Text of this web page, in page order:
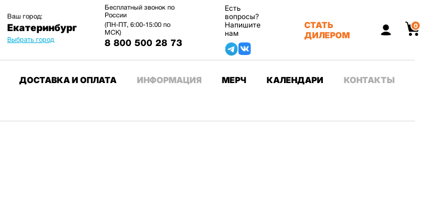
Ваш город:
Екатеринбург
Выбрать город
Бесплатный звонок по
России
(ПН-ПТ, 6:00-15:00 по
МСК)
8 800 500 28 73
Есть
вопросы?
Напишите
нам
СТАТЬ
ДИЛЕРОМ
0
ДОСТАВКА И ОПЛАТА ИНФОРМАЦИЯ МЕРЧ КАЛЕНДАРИ КОНТАКТЫ